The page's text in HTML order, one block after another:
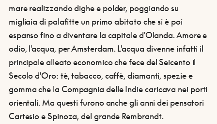
mare realizzando dighe e polder, poggiando su
migliaia di palafitte un primo abitato che si è poi
espanso fino a diventare la capitale d'Olanda. Amore e
odio, l'acqua, per Amsterdam. L'acqua divenne infatti il
principale alleato economico che fece del Seicento il
Secolo d'Oro: tè, tabacco, caffè, diamanti, spezie e
gomma che la Compagnia delle Indie caricava nei porti
orientali. Ma questi furono anche gli anni dei pensatori
Cartesio e Spinoza, del grande Rembrandt.